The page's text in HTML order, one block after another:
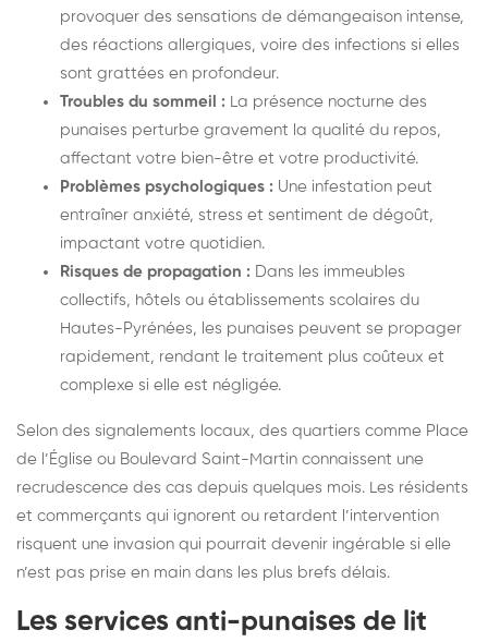
provoquer des sensations de démangeaison intense,
des réactions allergiques, voire des infections si elles
sont grattées en profondeur.
Troubles du sommeil : La présence nocturne des
punaises perturbe gravement la qualité du repos,
affectant votre bien-être et votre productivité.
Problèmes psychologiques : Une infestation peut
entraîner anxiété, stress et sentiment de dégoût,
impactant votre quotidien.
Risques de propagation : Dans les immeubles
collectifs, hôtels ou établissements scolaires du
Hautes-Pyrénées, les punaises peuvent se propager
rapidement, rendant le traitement plus coûteux et
complexe si elle est négligée.
Selon des signalements locaux, des quartiers comme Place
de l’Église ou Boulevard Saint-Martin connaissent une
recrudescence des cas depuis quelques mois. Les résidents
et commerçants qui ignorent ou retardent l’intervention
risquent une invasion qui pourrait devenir ingérable si elle
n’est pas prise en main dans les plus brefs délais.
Les services anti-punaises de lit